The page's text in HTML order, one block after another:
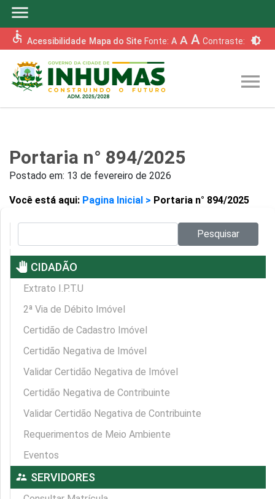
menu
accessible Acessibilidade Mapa do Site Fonte: A A A Contraste: brightness_6
menu
Portaria n° 894/2025
Postado em: 13 de fevereiro de 2026
Você está aqui: Pagina Inicial > Portaria n° 894/2025
Pesquisar
pan_tool CIDADÃO
Extrato I.P.T.U
2ª Via de Débito Imóvel
Certidão de Cadastro Imóvel
Certidão Negativa de Imóvel
Validar Certidão Negativa de Imóvel
Certidão Negativa de Contribuinte
Validar Certidão Negativa de Contribuinte
Requerimentos de Meio Ambiente
Eventos
supervisor_account SERVIDORES